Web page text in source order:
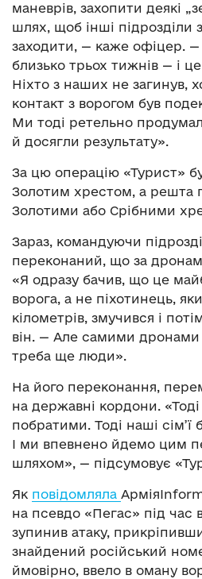
маневрів, захопити деякі
шлях, щоб інші підрозділи
заходити, — каже офіцер. —
близько трьох тижнів — і
Ніхто з наших не загинув,
контакт з ворогом був
Ми тоді ретельно
й досягли результату».
За цю операцію «Турист»
Золотим хрестом, а решта
Золотими або Срібними
Зараз, командуючи
переконаний, що за
«Я одразу бачив, що це
ворога, а не піхотинець,
кілометрів, змучився і
він. — Але самими дронами
треба ще люди».
На його переконання,
на державні кордони.
побратими. Тоді наші сім’ї
І ми впевнено йдемо цим
шляхом», — підсумовує
Як повідомляла
на псевдо «Пегас» під час
зупинив атаку,
знайдений російський
ймовірно, ввело в оману